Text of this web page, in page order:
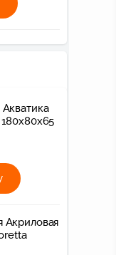
Акриловая